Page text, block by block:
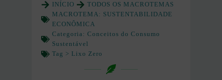
INÍCIO
TODOS OS MACROTEMAS
MACROTEMA: SUSTENTABILIDADE
ECONÔMICA
Categoria: Conceitos do Consumo
Sustentável
Tag > Lixo Zero